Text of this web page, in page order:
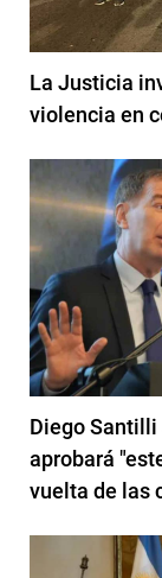
La Justicia
violencia en
Diego
aprobará
vuelta de las